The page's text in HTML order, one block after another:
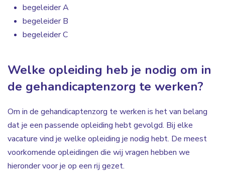
begeleider A
begeleider B
begeleider C
Welke opleiding heb je nodig om in
de gehandicaptenzorg te werken?
Om in de gehandicaptenzorg te werken is het van belang
dat je een passende opleiding hebt gevolgd. Bij elke
vacature vind je welke opleiding je nodig hebt. De meest
voorkomende opleidingen die wij vragen hebben we
hieronder voor je op een rij gezet.